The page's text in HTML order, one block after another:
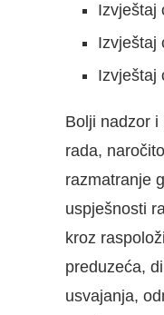
Izvještaj
Izvještaj
Izvještaj
Bolji nadzor
rada,
razmatranje
uspješnosti
kroz
preduzeća,
usvajanja,